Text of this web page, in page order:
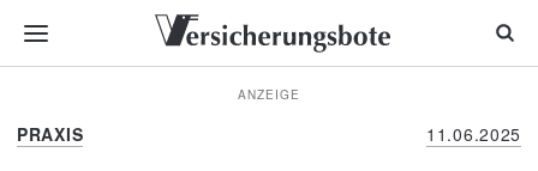
ANZEIGE
PRAXIS 11.06.2025